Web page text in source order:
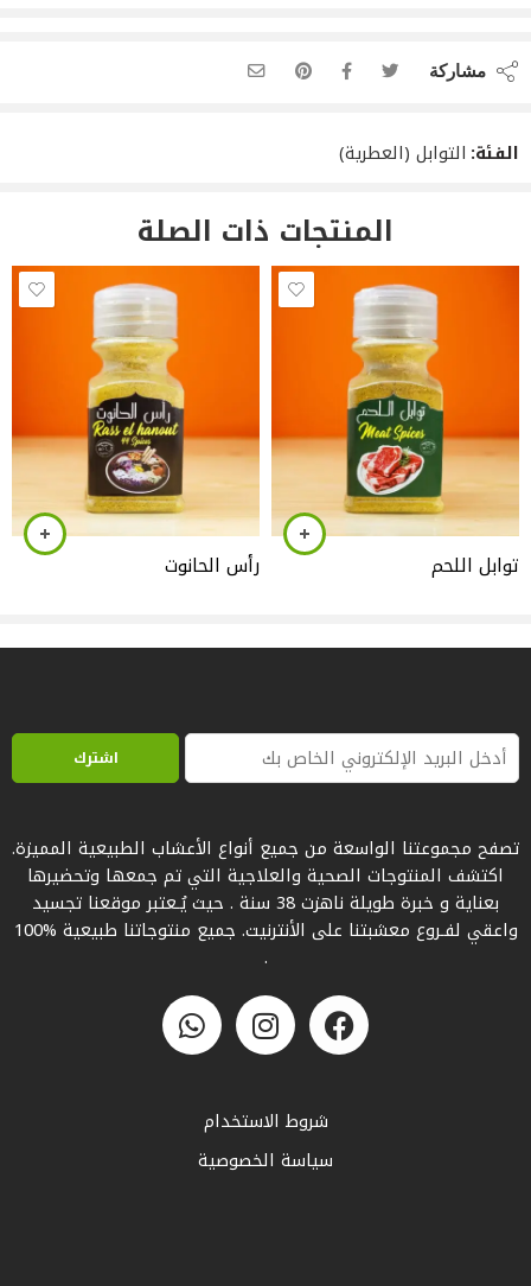
مشاركة
الفئة: التوابل (العطرية)
المنتجات ذات الصلة
توابل اللحم رأس الحانوت
تصفح مجموعتنا الواسعة من جميع أنواع الأعشاب الطبيعية المميزة.
اكتشف المنتوجات الصحية والعلاجية التي تم جمعها وتحضيرها
بعناية و خبرة طويلة ناهزت 38 سنة . حيث يُـعتبر موقعنا تجسيد
واعقي لفـروع معشبتنا على الأنترنيت. جميع منتوجاتنا طبيعية %100
.
شروط الاستخدام
سياسة الخصوصية